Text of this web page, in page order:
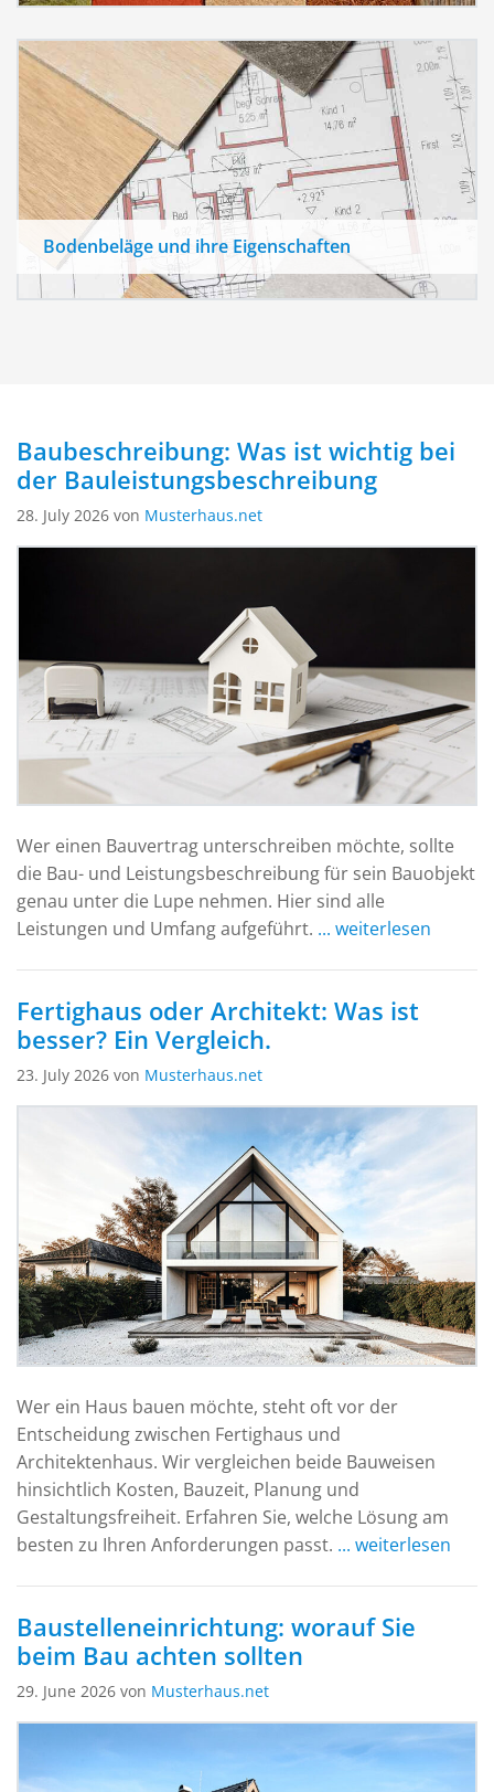
Bodenbeläge und ihre Eigenschaften
Baubeschreibung: Was ist wichtig bei
der Bauleistungsbeschreibung
28. July 2026 von Musterhaus.net
Wer einen Bauvertrag unterschreiben möchte, sollte
die Bau- und Leistungsbeschreibung für sein Bauobjekt
genau unter die Lupe nehmen. Hier sind alle
Leistungen und Umfang aufgeführt. ... weiterlesen
Fertighaus oder Architekt: Was ist
besser? Ein Vergleich.
23. July 2026 von Musterhaus.net
Wer ein Haus bauen möchte, steht oft vor der
Entscheidung zwischen Fertighaus und
Architektenhaus. Wir vergleichen beide Bauweisen
hinsichtlich Kosten, Bauzeit, Planung und
Gestaltungsfreiheit. Erfahren Sie, welche Lösung am
besten zu Ihren Anforderungen passt. ... weiterlesen
Baustelleneinrichtung: worauf Sie
beim Bau achten sollten
29. June 2026 von Musterhaus.net